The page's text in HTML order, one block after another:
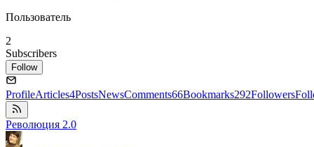
Пользователь
2
Subscribers
Follow
ProfileArticles4PostsNewsComments66Bookmarks292Followers
Революция 2.0